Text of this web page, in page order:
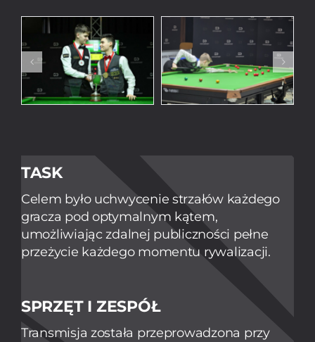
TASK
Celem było uchwycenie strzałów każdego
gracza pod optymalnym kątem,
umożliwiając zdalnej publiczności pełne
przeżycie każdego momentu rywalizacji.
SPRZĘT I ZESPÓŁ
Transmisja została przeprowadzona przy